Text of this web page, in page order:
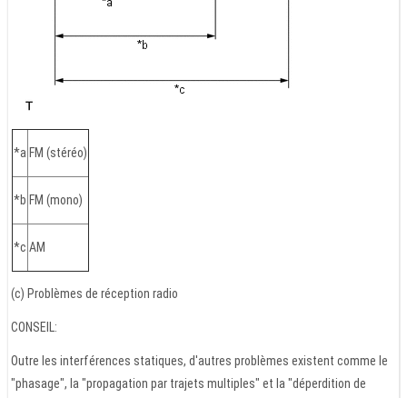
*a FM (stéréo)
*b FM (mono)
*c AM
(c) Problèmes de réception radio
CONSEIL:
Outre les interférences statiques, d'autres problèmes existent comme le
"phasage", la "propagation par trajets multiples" et la "déperdition de